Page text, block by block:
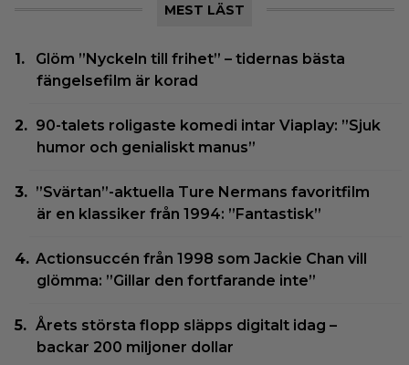
MEST LÄST
Glöm ”Nyckeln till frihet” – tidernas bästa
fängelsefilm är korad
90-talets roligaste komedi intar Viaplay: ”Sjuk
humor och genialiskt manus”
”Svärtan”-aktuella Ture Nermans favoritfilm
är en klassiker från 1994: ”Fantastisk”
Actionsuccén från 1998 som Jackie Chan vill
glömma: ”Gillar den fortfarande inte”
Årets största flopp släpps digitalt idag –
backar 200 miljoner dollar